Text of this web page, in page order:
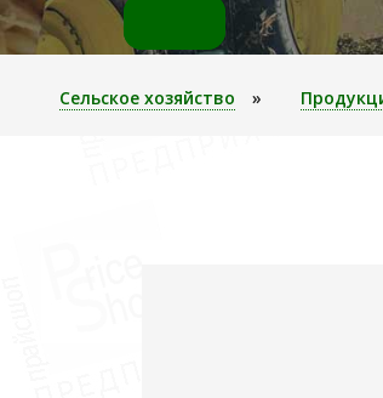
Сельское хозяйство »